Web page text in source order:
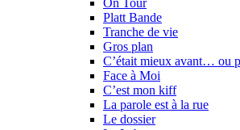
On Tour
Platt Bande
Tranche de vie
Gros plan
C’était mieux avant… ou
Face à Moi
C’est mon kiff
La parole est à la rue
Le dossier